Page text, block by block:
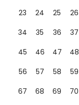
23
24 25 26
34
35 36 37
45
46 47 48
56
57 58 59
67
68 69 70